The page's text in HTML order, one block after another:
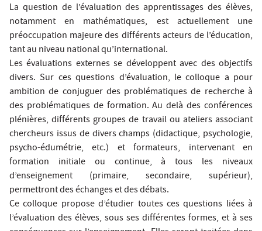
La question de l’évaluation des apprentissages des élèves,
notamment en mathématiques, est actuellement une
préoccupation majeure des différents acteurs de l’éducation,
tant au niveau national qu’international.
Les évaluations externes se développent avec des objectifs
divers. Sur ces questions d’évaluation, le colloque a pour
ambition de conjuguer des problématiques de recherche à
des problématiques de formation. Au delà des conférences
plénières, différents groupes de travail ou ateliers associant
chercheurs issus de divers champs (didactique, psychologie,
psycho-édumétrie, etc.) et formateurs, intervenant en
formation initiale ou continue, à tous les niveaux
d’enseignement (primaire, secondaire, supérieur),
permettront des échanges et des débats.
Ce colloque propose d’étudier toutes ces questions liées à
l’évaluation des élèves, sous ses différentes formes, et à ses